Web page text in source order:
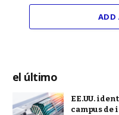
ADD
el último
EE.UU.
campus de